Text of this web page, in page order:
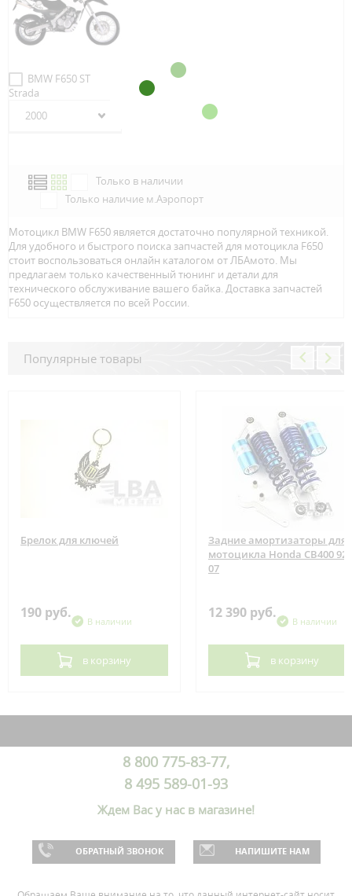
BMW F650 ST
Strada
2000
Только в наличии
Только наличие м.Аэропорт
Мотоцикл BMW F650 является достаточно популярной техникой.
Для удобного и быстрого поиска запчастей для мотоцикла F650
стоит воспользоваться онлайн каталогом от ЛБАмото. Мы
предлагаем только качественный тюнинг и детали для
технического обслуживание вашего байка. Доставка запчастей
F650 осуществляется по всей Росcии.
Популярные товары
Брелок для ключей
190 руб.
В наличии
в корзину
Задние амортизаторы для
мотоцикла Honda CB400 92-
07
12 390 руб.
В наличии
в корзину
8 800 775-83-77,
8 495 589-01-93
Ждем Вас у нас в магазине!
ОБРАТНЫЙ ЗВОНОК НАПИШИТЕ НАМ